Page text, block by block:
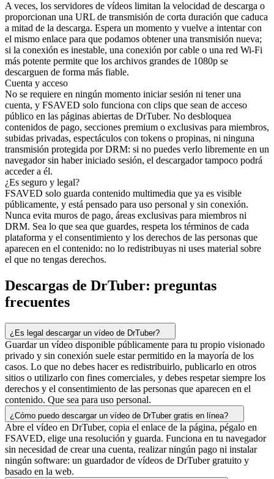
A veces, los servidores de vídeos limitan la velocidad de descarga o
proporcionan una URL de transmisión de corta duración que caduca
a mitad de la descarga. Espera un momento y vuelve a intentar con
el mismo enlace para que podamos obtener una transmisión nueva;
si la conexión es inestable, una conexión por cable o una red Wi-Fi
más potente permite que los archivos grandes de 1080p se
descarguen de forma más fiable.
Cuenta y acceso
No se requiere en ningún momento iniciar sesión ni tener una
cuenta, y FSAVED solo funciona con clips que sean de acceso
público en las páginas abiertas de DrTuber. No desbloquea
contenidos de pago, secciones premium o exclusivas para miembros,
subidas privadas, espectáculos con tokens o propinas, ni ninguna
transmisión protegida por DRM: si no puedes verlo libremente en un
navegador sin haber iniciado sesión, el descargador tampoco podrá
acceder a él.
¿Es seguro y legal?
FSAVED solo guarda contenido multimedia que ya es visible
públicamente, y está pensado para uso personal y sin conexión.
Nunca evita muros de pago, áreas exclusivas para miembros ni
DRM. Sea lo que sea que guardes, respeta los términos de cada
plataforma y el consentimiento y los derechos de las personas que
aparecen en el contenido: no lo redistribuyas ni uses material sobre
el que no tengas derechos.
Descargas de DrTuber: preguntas
frecuentes
¿Es legal descargar un vídeo de DrTuber?
Guardar un vídeo disponible públicamente para tu propio visionado
privado y sin conexión suele estar permitido en la mayoría de los
casos. Lo que no debes hacer es redistribuirlo, publicarlo en otros
sitios o utilizarlo con fines comerciales, y debes respetar siempre los
derechos y el consentimiento de las personas que aparecen en el
contenido. Que sea para uso personal.
¿Cómo puedo descargar un vídeo de DrTuber gratis en línea?
Abre el vídeo en DrTuber, copia el enlace de la página, pégalo en
FSAVED, elige una resolución y guarda. Funciona en tu navegador
sin necesidad de crear una cuenta, realizar ningún pago ni instalar
ningún software: un guardador de vídeos de DrTuber gratuito y
basado en la web.